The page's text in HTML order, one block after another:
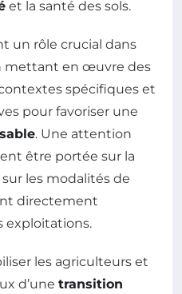
et la santé des sols.
un rôle crucial dans
mettant en œuvre des
spécifiques et
pour favoriser une
. Une attention
être portée sur la
les modalités de
directement
exploitations.
les agriculteurs et
d’une transition